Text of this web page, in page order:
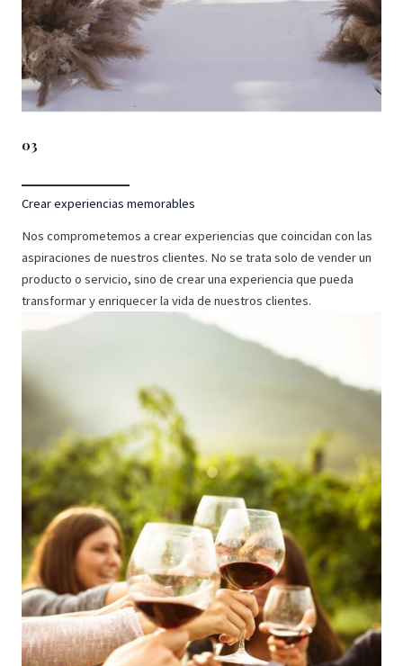
03
Crear experiencias memorables
Nos comprometemos a crear experiencias que coincidan con las
aspiraciones de nuestros clientes. No se trata solo de vender un
producto o servicio, sino de crear una experiencia que pueda
transformar y enriquecer la vida de nuestros clientes.